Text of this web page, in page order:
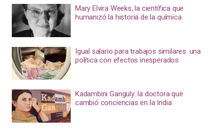
Mary Elvira Weeks, la científica que
humanizó la historia de la química
Igual salario para trabajos similares: una
política con efectos inesperados
Kadambini Ganguly: la doctora que
cambió conciencias en la India